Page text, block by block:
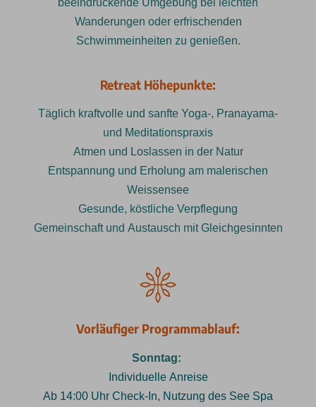
Wanderungen oder erfrischenden
Schwimmeinheiten zu genießen.
Retreat Höhepunkte:
Täglich kraftvolle und sanfte Yoga-, Pranayama-
und Meditationspraxis
Atmen und Loslassen in der Natur
Entspannung und Erholung am malerischen
Weissensee
Gesunde, köstliche Verpflegung
Gemeinschaft und Austausch mit Gleichgesinnten
Vorläufiger Programmablauf:
Sonntag:
Individuelle Anreise
Ab 14:00 Uhr Check-In, Nutzung des See Spa